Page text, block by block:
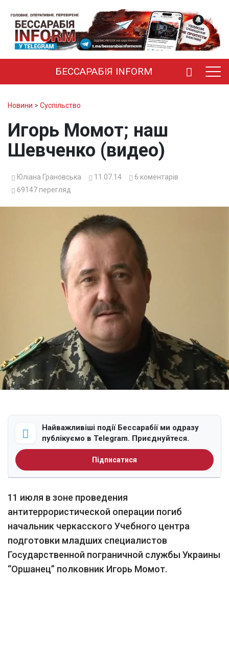
БЕССАРАБІЯ INFORM
Новини > Суспільство
Игорь Момот; наш
Шевченко (видео)
Юліана Грановська 11.07.14 6 коментарів
69147 перегляд
Найважливіші події Бессарабії ми одразу
публікуємо в Telegram. Приєднуйтеся.
Підписатися
11 июля в зоне проведения
антитеррористической операции погиб
начальник черкасского Учебного центра
подготовки младших специалистов
Государственной пограничной службы Украины
“Оршанец” полковник Игорь Момот.